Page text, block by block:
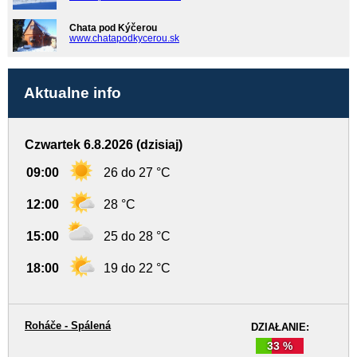
Chata pod Kýčerou
www.chatapodkycerou.sk
Aktualne info
Czwartek 6.8.2026 (dzisiaj)
09:00 26 do 27 °C
12:00 28 °C
15:00 25 do 28 °C
18:00 19 do 22 °C
DZIAŁANIE:
33 %
Roháče - Spálená